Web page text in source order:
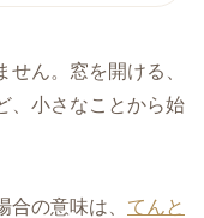
ん。窓を開ける、
、小さなことから始
の意味は、 てんと